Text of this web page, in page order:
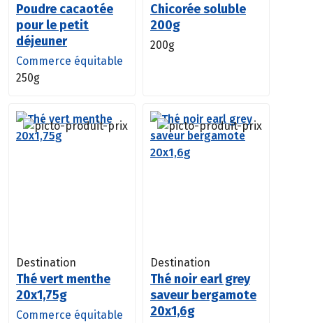
Poudre cacaotée
pour le petit
déjeuner
Commerce équitable
250g
Chicorée soluble
200g
200g
Destination
Thé vert menthe
20x1,75g
Commerce équitable
Destination
Thé noir earl grey
saveur bergamote
20x1,6g